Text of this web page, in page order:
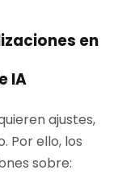
en
IA
ajustes,
Por ello, los
sobre: